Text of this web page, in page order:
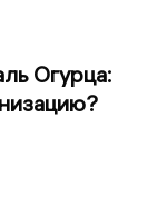
Огурца: